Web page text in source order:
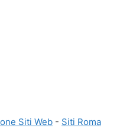
Siti Web - Siti Roma